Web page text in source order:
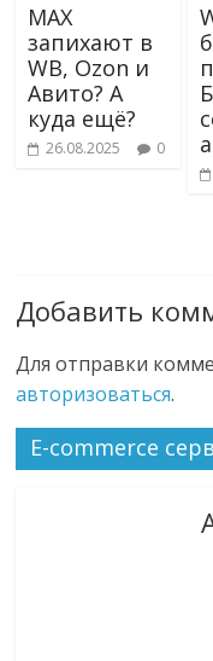
MAX
запихают в
WB, Ozon и
Авито? А
куда ещё?
26.08.2025 0
Добавить
Для отправки
авторизоваться.
E-commerce